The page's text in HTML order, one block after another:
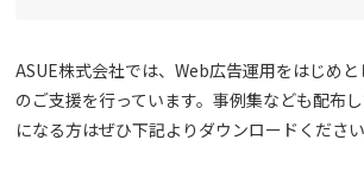
ASUE株式会社では、Web広告運用をはじめ
のご支援を行っています。事例集なども配布
になる方はぜひ下記よりダウンロードください